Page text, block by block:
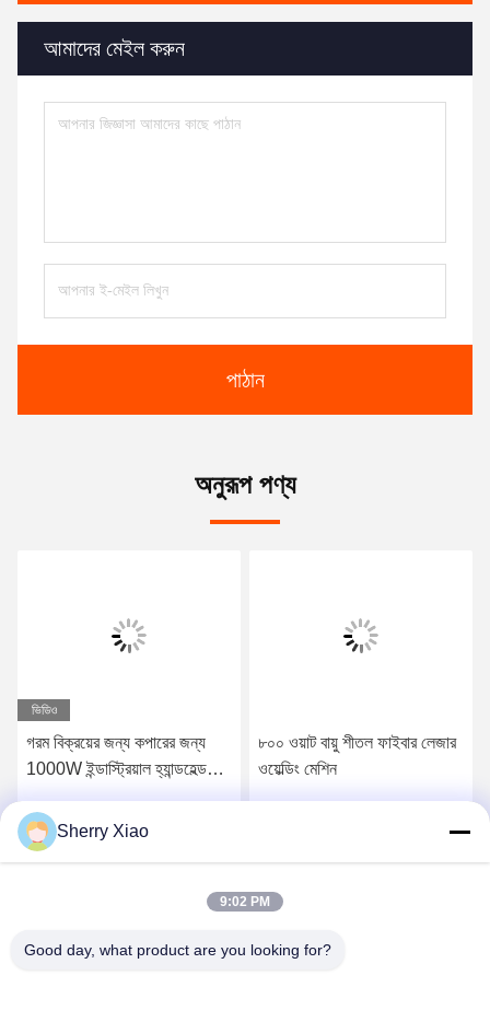
আমাদের মেইল করুন
পাঠান
অনুরূপ পণ্য
ভিডিও
গরম বিক্রয়ের জন্য কপারের জন্য
1000W ইন্ডাস্ট্রিয়াল হ্যান্ডহেল্ড
৮০০ ওয়াট বায়ু শীতল ফাইবার লেজার
ওয়েল্ডিং মেশিন
Sherry Xiao
9:02 PM
Good day, what product are you looking for?